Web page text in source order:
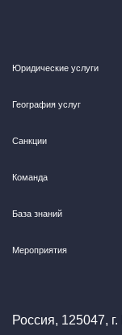
Юридические услуги
География услуг
Санкции
Команда
База знаний
Мероприятия
Россия, 125047,